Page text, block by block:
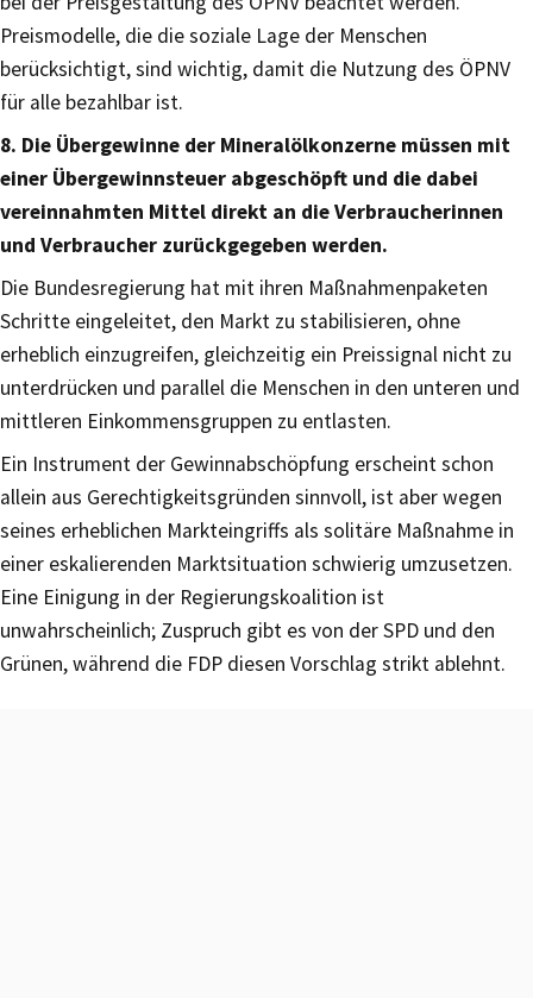
Preismodelle, die die soziale Lage der Menschen
berücksichtigt, sind wichtig, damit die Nutzung des ÖPNV
für alle bezahlbar ist.
8. Die Übergewinne der Mineralölkonzerne müssen mit
einer Übergewinnsteuer abgeschöpft und die dabei
vereinnahmten Mittel direkt an die Verbraucherinnen
und Verbraucher zurückgegeben werden.
Die Bundesregierung hat mit ihren Maßnahmenpaketen
Schritte eingeleitet, den Markt zu stabilisieren, ohne
erheblich einzugreifen, gleichzeitig ein Preissignal nicht zu
unterdrücken und parallel die Menschen in den unteren und
mittleren Einkommensgruppen zu entlasten.
Ein Instrument der Gewinnabschöpfung erscheint schon
allein aus Gerechtigkeitsgründen sinnvoll, ist aber wegen
seines erheblichen Markteingriffs als solitäre Maßnahme in
einer eskalierenden Marktsituation schwierig umzusetzen.
Eine Einigung in der Regierungskoalition ist
unwahrscheinlich; Zuspruch gibt es von der SPD und den
Grünen, während die FDP diesen Vorschlag strikt ablehnt.